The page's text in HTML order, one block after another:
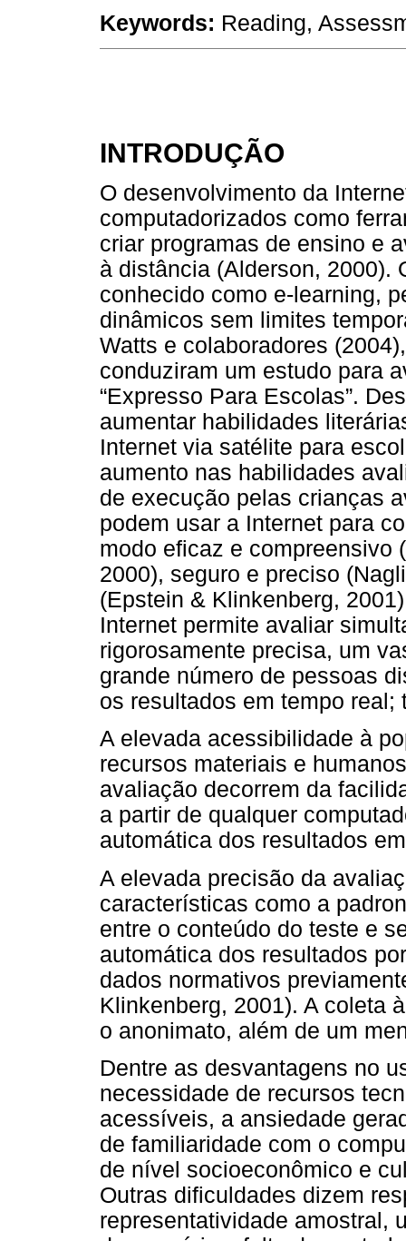
Keywords: Reading,
INTRODUÇÃO
O desenvolvimento da
computadorizados como
criar programas de ensino e
à distância (Alderson, 2000).
conhecido como e-learning,
dinâmicos sem limites
Watts e colaboradores
conduziram um estudo para
“Expresso Para Escolas”.
aumentar habilidades
Internet via satélite para
aumento nas habilidades
de execução pelas crianças
podem usar a Internet para
modo eficaz e compreensivo
2000), seguro e preciso
(Epstein & Klinkenberg,
Internet permite avaliar
rigorosamente precisa, um
grande número de pessoas
os resultados em tempo
A elevada acessibilidade à
recursos materiais e
avaliação decorrem da
a partir de qualquer
automática dos resultados
A elevada precisão da
características como a
entre o conteúdo do teste e
automática dos resultados
dados normativos
Klinkenberg, 2001). A coleta
o anonimato, além de um
Dentre as desvantagens no
necessidade de recursos
acessíveis, a ansiedade
de familiaridade com o
de nível socioeconômico e
Outras dificuldades dizem
representatividade amostral,